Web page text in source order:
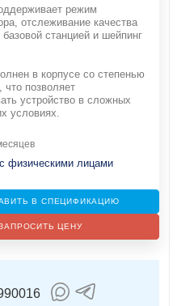
режим
отслеживание качества
станцией и шейпинг
в корпусе со степенью
позволяет
устройство в сложных
условиях.
физическими лицами
В СПЕЦИФИКАЦИЮ
ЦЕНУ